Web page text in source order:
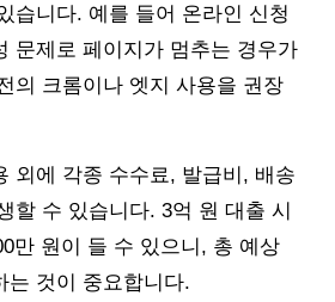
습니다. 예를 들어 온라인 신청
문제로 페이지가 멈추는 경우가
의 크롬이나 엣지 사용을 권장
외에 각종 수수료, 발급비, 배송
할 수 있습니다. 3억 원 대출 시
만 원이 들 수 있으니, 총 예상
는 것이 중요합니다.